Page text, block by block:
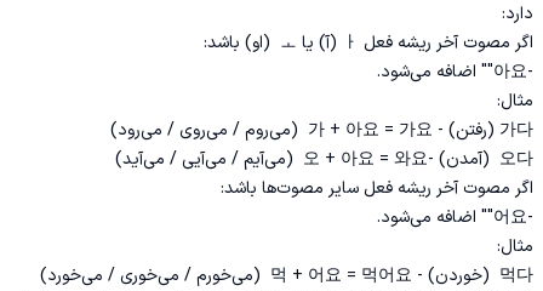
دارد:
اگر مصوت آخر ریشه فعل ㅏ (آ) یا ㅗ (او) باشد:
-아요"" اضافه می‌شود.
مثال:
가다 (رفتن) - 가 + 아요 = 가요 (می‌روم / می‌روی / می‌رود)
오다 (آمدن) -오 + 아요 = 와요 (می‌آیم / می‌آیی / می‌آید)
اگر مصوت آخر ریشه فعل سایر مصوت‌ها باشد:
-어요"" اضافه می‌شود.
مثال:
먹다 (خوردن) - 먹 + 어요 = 먹어요 (می‌خورم / می‌خوری / می‌خورد)